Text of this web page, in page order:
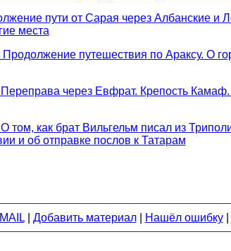
пути от Сарая через Албанские и
места
путешествия по Араксу. О
через Евфрат. Крепость Камаф.
как брат Вильгельм писал из
и об отправке послов к Татарам
| Добавить материал| Нашёл ошибку|